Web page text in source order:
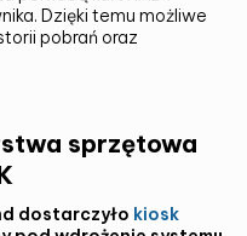
I DOWIEDZ
Dzięki temu możliwe
pobrań oraz
sprzętowa
dostarczyło kiosk